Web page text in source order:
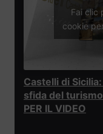
Fai clic
cookie
Castelli di
sfida del
PER IL VIDEO